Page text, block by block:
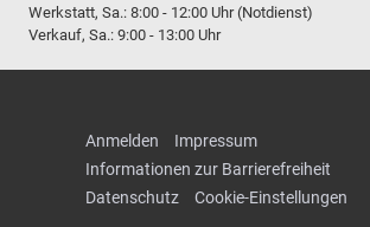
Werkstatt, Sa.: 8:00 - 12:00 Uhr (Notdienst)
Verkauf, Sa.: 9:00 - 13:00 Uhr
Anmelden
Impressum
Informationen zur Barrierefreiheit
Datenschutz
Cookie-Einstellungen